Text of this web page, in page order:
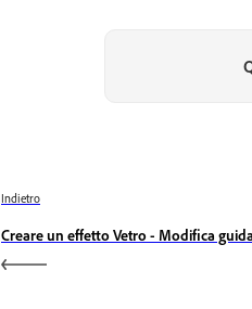
Indietro
Creare un effetto Vetro - Modifica